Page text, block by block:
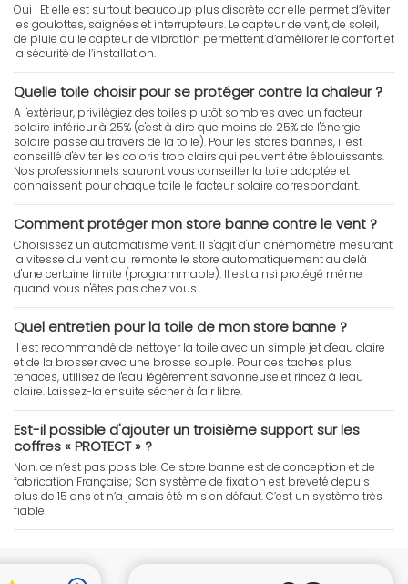
Oui ! Et elle est surtout beaucoup plus discrète car elle permet d’éviter
les goulottes, saignées et interrupteurs. Le capteur de vent, de soleil,
de pluie ou le capteur de vibration permettent d’améliorer le confort et
la sécurité de l’installation.
Quelle toile choisir pour se protéger contre la chaleur ?
A l'extérieur, privilégiez des toiles plutôt sombres avec un facteur
solaire inférieur à 25% (c'est à dire que moins de 25% de l'énergie
solaire passe au travers de la toile). Pour les stores bannes, il est
conseillé d'éviter les coloris trop clairs qui peuvent être éblouissants.
Nos professionnels sauront vous conseiller la toile adaptée et
connaissent pour chaque toile le facteur solaire correspondant.
Comment protéger mon store banne contre le vent ?
Choisissez un automatisme vent. Il s'agit d'un anémomètre mesurant
la vitesse du vent qui remonte le store automatiquement au delà
d'une certaine limite (programmable). Il est ainsi protégé même
quand vous n'êtes pas chez vous.
Quel entretien pour la toile de mon store banne ?
Il est recommandé de nettoyer la toile avec un simple jet d'eau claire
et de la brosser avec une brosse souple. Pour des taches plus
tenaces, utilisez de l'eau légèrement savonneuse et rincez à l'eau
claire. Laissez-la ensuite sécher à l'air libre.
Est-il possible d'ajouter un troisième support sur les
coffres « PROTECT » ?
Non, ce n’est pas possible. Ce store banne est de conception et de
fabrication Française; Son système de fixation est breveté depuis
plus de 15 ans et n’a jamais été mis en défaut. C’est un système très
fiable.